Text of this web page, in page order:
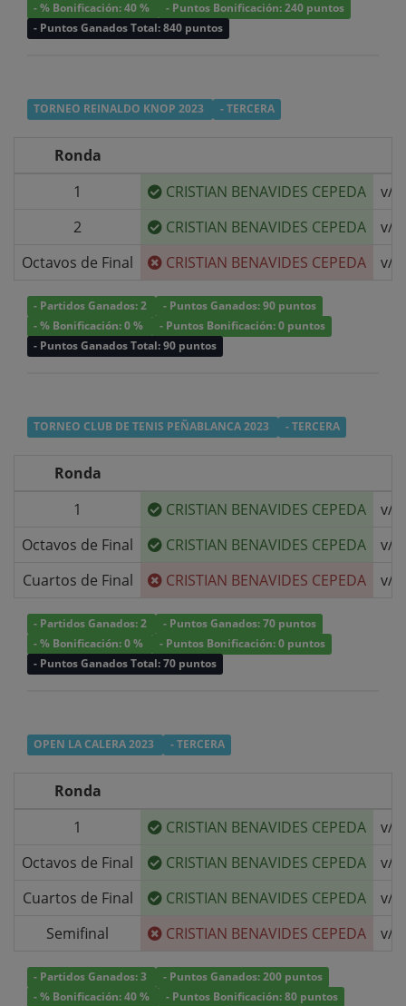
- % Bonificación: 40 %
- Puntos Bonificación: 240 puntos
- Puntos Ganados Total: 840 puntos
TORNEO REINALDO KNOP 2023 - TERCERA
Ronda
1
CRISTIAN BENAVIDES CEPEDA
v/s
2
CRISTIAN BENAVIDES CEPEDA
v/s
Octavos de Final
CRISTIAN BENAVIDES CEPEDA v/s
- Partidos Ganados: 2
- Puntos Ganados: 90 puntos
- % Bonificación: 0 %
- Puntos Bonificación: 0 puntos
- Puntos Ganados Total: 90 puntos
TORNEO CLUB DE TENIS PEÑABLANCA 2023 - TERCERA
Ronda
1
CRISTIAN BENAVIDES CEPEDA
v/s
Octavos de Final
CRISTIAN BENAVIDES CEPEDA
v/s
Cuartos de Final
CRISTIAN BENAVIDES CEPEDA v/s
- Partidos Ganados: 2
- Puntos Ganados: 70 puntos
- % Bonificación: 0 %
- Puntos Bonificación: 0 puntos
- Puntos Ganados Total: 70 puntos
OPEN LA CALERA 2023 - TERCERA
Ronda
1
CRISTIAN BENAVIDES CEPEDA
v/s
Octavos de Final
CRISTIAN BENAVIDES CEPEDA
v/s
Cuartos de Final
CRISTIAN BENAVIDES CEPEDA
v/s
Semifinal
CRISTIAN BENAVIDES CEPEDA v/s
- Partidos Ganados: 3
- Puntos Ganados: 200 puntos
- % Bonificación: 40 %
- Puntos Bonificación: 80 puntos